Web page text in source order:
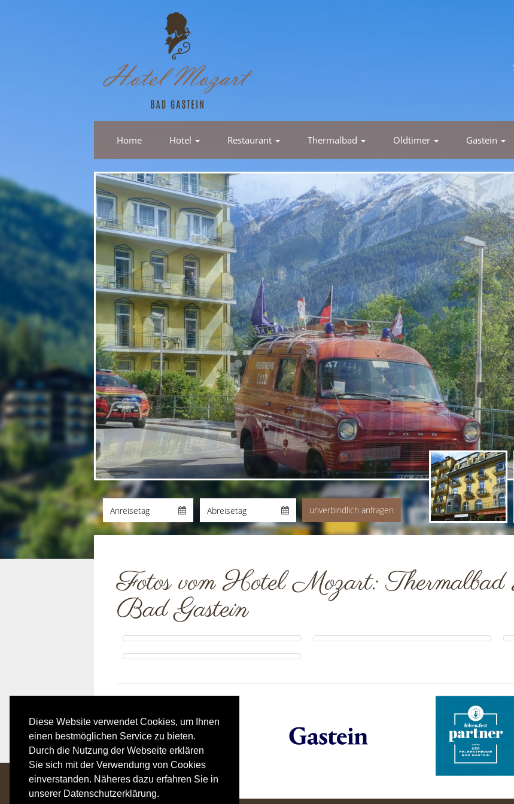
Diese Website verwendet Cookies, um Ihnen
einen bestmöglichen Service zu bieten.
Durch die Nutzung der Webseite erklären
Sie sich mit der Verwendung von Cookies
einverstanden. Näheres dazu erfahren Sie in
unserer Datenschutzerklärung.
Home Hotel Restaurant Thermalbad Oldtimer Gastein
Fotos vom Hotel Mozart:
Bad Gastein